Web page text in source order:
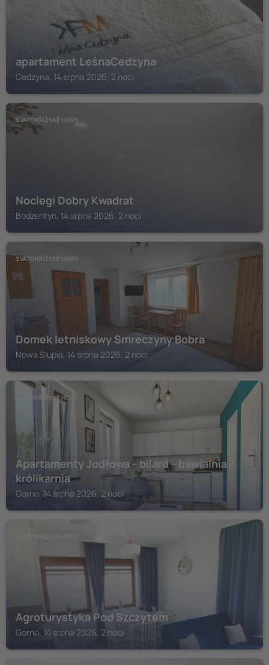
apartament LeśnaCedzyna
Cedzyna, 14 srpna 2026, 2 noci
SVATOKŘÍŽSKÉ HORY
Noclegi Dobry Kwadrat
Bodzentyn, 14 srpna 2026, 2 noci
SVATOKŘÍŽSKÉ HORY
Domek letniskowy Smreczyny Bobra
Nowa Slupia, 14 srpna 2026, 2 noci
SVATOKŘÍŽSKÉ HORY
Apartamenty Jodłowa - bilard - bawialnia -
królikarnia
Gorno, 14 srpna 2026, 2 noci
SVATOKŘÍŽSKÉ HORY
Agroturystyka Pod Szczytem
Gorno, 14 srpna 2026, 2 noci